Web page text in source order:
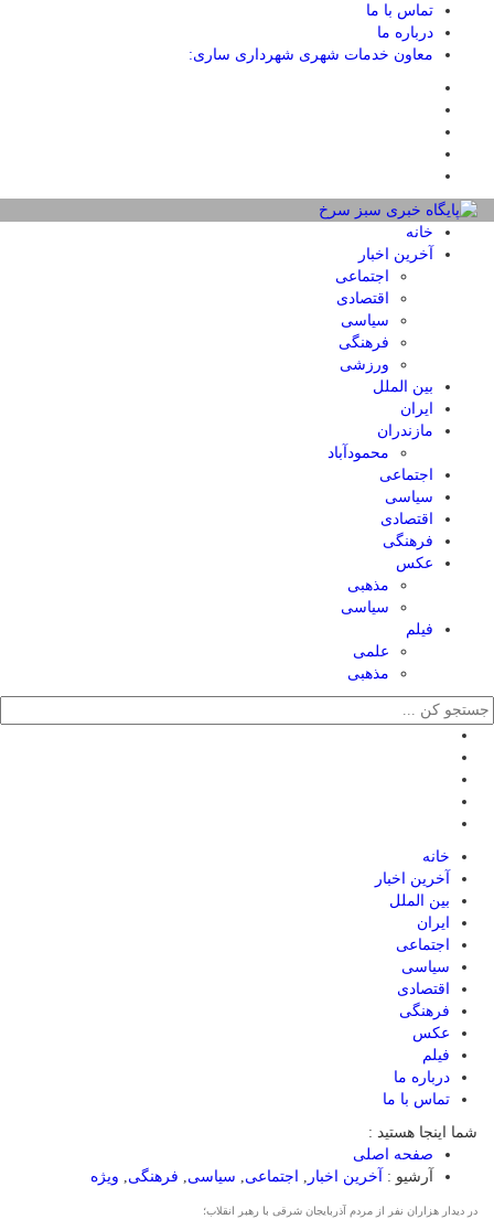
تماس با ما
درباره ما
معاون خدمات شهری شهرداری ساری:
خانه
آخرین اخبار
اجتماعی
اقتصادی
سیاسی
فرهنگی
ورزشی
بین الملل
ایران
مازندران
محمودآباد
اجتماعی
سیاسی
اقتصادی
فرهنگی
عکس
مذهبی
سیاسی
فیلم
علمی
مذهبی
خانه
آخرین اخبار
بین الملل
ایران
اجتماعی
سیاسی
اقتصادی
فرهنگی
عکس
فیلم
درباره ما
تماس با ما
شما اینجا هستید :
صفحه اصلی
آرشیو :
آخرین اخبار اجتماعی سیاسی فرهنگی ویژه
در دیدار هزاران نفر از مردم آذربایجان شرقی با رهبر انقلاب؛